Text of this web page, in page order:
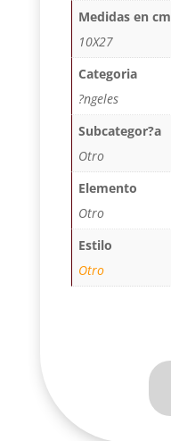
Medidas en cm
10X27
Categoria
?ngeles
Subcategor?a
Otro
Elemento
Otro
Estilo
Otro
SAN
DE